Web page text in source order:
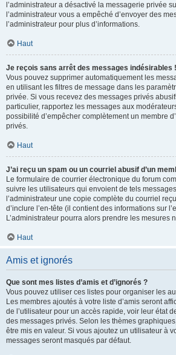
l’administrateur a désactivé la messagerie privée
l’administrateur vous a empêché d’envoyer des
l’administrateur pour plus d’informations.
Haut
Je reçois sans arrêt des messages indésirables !
Vous pouvez supprimer automatiquement les
en utilisant les filtres de message dans les
privée. Si vous recevez des messages privés
particulier, rapportez les messages aux
possibilité d’empêcher complètement un membre
privés.
Haut
J’ai reçu un spam ou un courriel abusif d’un
Le formulaire de courrier électronique du forum
suivre les utilisateurs qui envoient de tels
l’administrateur une copie complète du courriel
d’inclure l’en-tête (il contient des informations sur
L’administrateur pourra alors prendre les mesures
Haut
Amis et ignorés
Que sont mes listes d’amis et d’ignorés ?
Vous pouvez utiliser ces listes pour organiser les
Les membres ajoutés à votre liste d’amis seront
de l’utilisateur pour un accès rapide, voir leur état
des messages privés. Selon les thèmes
être mis en valeur. Si vous ajoutez un utilisateur à
messages seront masqués par défaut.